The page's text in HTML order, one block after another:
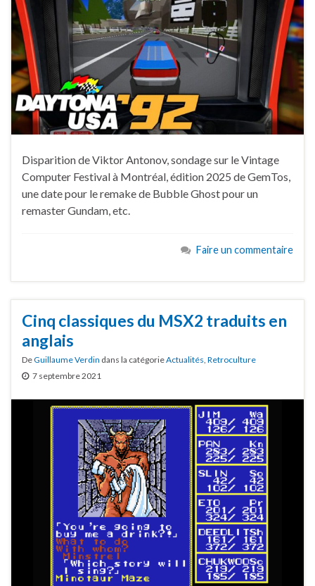
Disparition de Viktor Antonov, sondage sur le Vintage
Computer Festival à Montréal, édition 2025 de GemTos,
une date pour le remake de Bubble Ghost pour un
remaster Gundam, etc.
Faire un commentaire
Cinq classiques du MSX2 traduits en
anglais
DeGuillaume Verdin dans la catégorieActualités, Retroculture
7 septembre 2021